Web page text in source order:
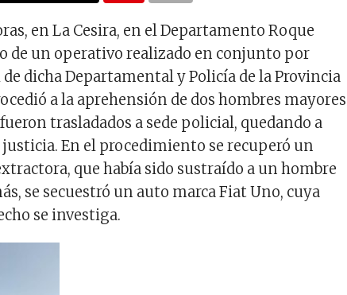
en La Cesira, en el Departamento Roque
de un operativo realizado en conjunto por
dicha Departamental y Policía de la Provincia
a la aprehensión de dos hombres mayores
trasladados a sede policial, quedando a
En el procedimiento se recuperó un
que había sido sustraído a un hombre
se secuestró un auto marca Fiat Uno, cuya
se investiga.